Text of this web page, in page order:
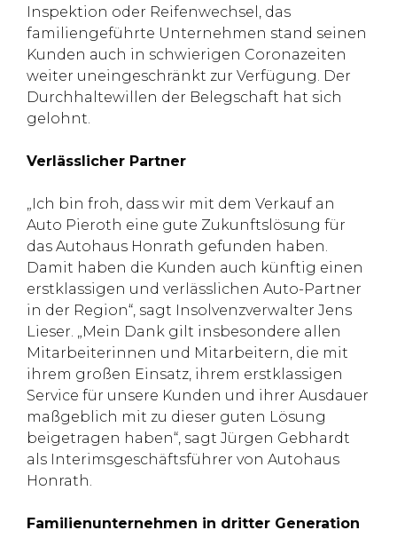
Inspektion oder Reifenwechsel, das
familiengeführte Unternehmen stand seinen
Kunden auch in schwierigen Coronazeiten
weiter uneingeschränkt zur Verfügung. Der
Durchhaltewillen der Belegschaft hat sich
gelohnt.
Verlässlicher Partner
„Ich bin froh, dass wir mit dem Verkauf an
Auto Pieroth eine gute Zukunftslösung für
das Autohaus Honrath gefunden haben.
Damit haben die Kunden auch künftig einen
erstklassigen und verlässlichen Auto-Partner
in der Region“, sagt Insolvenzverwalter Jens
Lieser. „Mein Dank gilt insbesondere allen
Mitarbeiterinnen und Mitarbeitern, die mit
ihrem großen Einsatz, ihrem erstklassigen
Service für unsere Kunden und ihrer Ausdauer
maßgeblich mit zu dieser guten Lösung
beigetragen haben“, sagt Jürgen Gebhardt
als Interimsgeschäftsführer von Autohaus
Honrath.
Familienunternehmen in dritter Generation